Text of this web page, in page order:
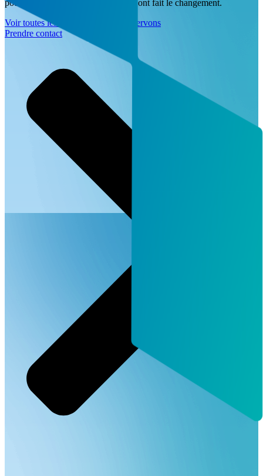
pour laquelle plus de 1 000 districts ont fait le changement.
Voir toutes les industries que nous servons
Prendre contact